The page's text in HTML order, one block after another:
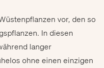
vor, den so
In diesen
langer
ohne einen einzigen